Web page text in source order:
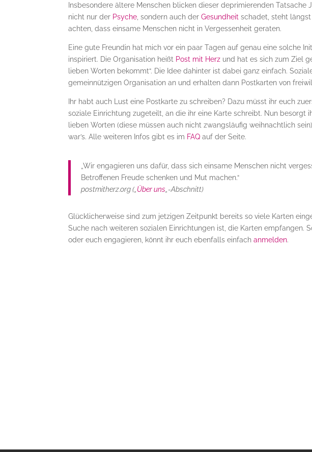
Insbesondere ältere Menschen blicken dieser deprimierenden Tatsache
nicht nur der Psyche , sondern auch derGesundheit schadet, steht
achten, dass einsame Menschen nicht in Vergessenheit geraten.
Eine gute Freundin hat mich vor ein paar Tagen auf genau eine solche
inspiriert. Die Organisation heißt Post mit Herz und hat es sich zum Ziel
lieben Worten bekommt“. Die Idee dahinter ist dabei ganz einfach.
gemeinnützigen Organisation an und erhalten dann Postkarten von
Ihr habt auch Lust eine Postkarte zu schreiben? Dazu müsst ihr euch
soziale Einrichtung zugeteilt, an die ihr eine Karte schreibt. Nun besorgt
lieben Worten (diese müssen auch nicht zwangsläufig weihnachtlich
war’s. Alle weiteren Infos gibt es im FAQ auf der Seite.
„Wir engagieren uns dafür, dass sich einsame Menschen nicht
Betroffenen Freude schenken und Mut machen.“
postmitherz.org („ Über uns „-Abschnitt)
Glücklicherweise sind zum jetzigen Zeitpunkt bereits so viele Karten
Suche nach weiteren sozialen Einrichtungen ist, die Karten empfangen.
oder euch engagieren, könnt ihr euch ebenfalls einfachanmelden.